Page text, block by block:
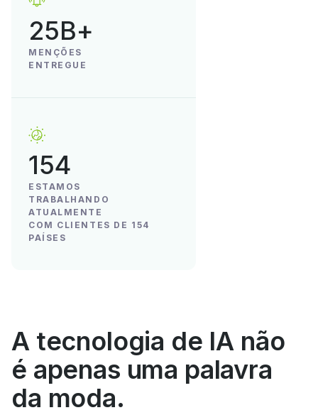
25B+
MENÇÕES
ENTREGUE
154
ESTAMOS
TRABALHANDO
ATUALMENTE
COM CLIENTES DE 154
PAÍSES
A tecnologia de IA não
é apenas uma palavra
da moda.